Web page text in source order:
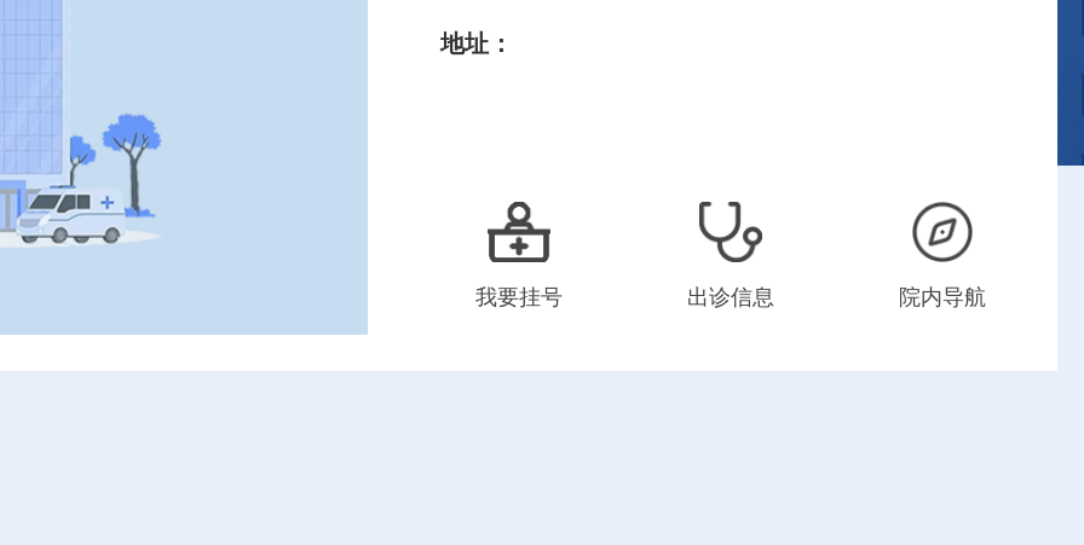
地址：
我要挂号 出诊信息 院内导航